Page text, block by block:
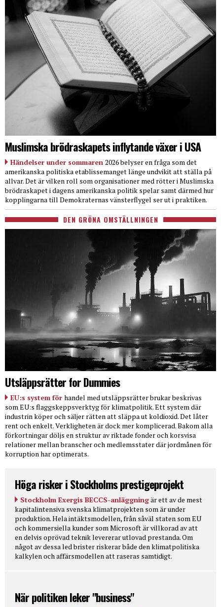
Muslimska brödraskapets inflytande växer i USA
Händelser under sommaren 2026 belyser en fråga som det
amerikanska politiska etablissemanget länge undvikit att ställa på
allvar. Det är vilken roll som organisationer med rötter i Muslimska
brödraskapet i dagens amerikanska politik spelar samt därmed hur
kopplingarna till Demokraternas vänsterflygel ser ut i praktiken.
DEN GRÖNA OMSTÄLLNINGEN
Utsläppsrätter for Dummies
EU:s system för handel med utsläppsrätter brukar beskrivas
som EU:s flaggskeppsverktyg för klimatpolitik. Ett system där
industrin köper och säljer rätten att släppa ut koldioxid. Det låter
rent och enkelt. Verkligheten är dock mer komplicerad. Bakom alla
förkortningar döljs en struktur av riktade fonder och korsvisa
relationer mellan branscher och medlemsstater där jordmånen för
korruption har optimerats.
Höga risker i Stockholms prestigeprojekt
Stockholm Exergis BECCS-anläggningär ett av de mest
kapitalintensiva svenska klimatprojekten som är under
produktion. Hela intäktsmodellen, från såväl staten som EU
och kommersiella kunder som Microsoft är villkorad av att
en delvis oprövad teknik levererar utlovad prestanda. Om
något av dessa led brister riskerar både den klimatpolitiska
kalkylen och affärsmodellen att raseras samtidigt.
När politiken leker "business"